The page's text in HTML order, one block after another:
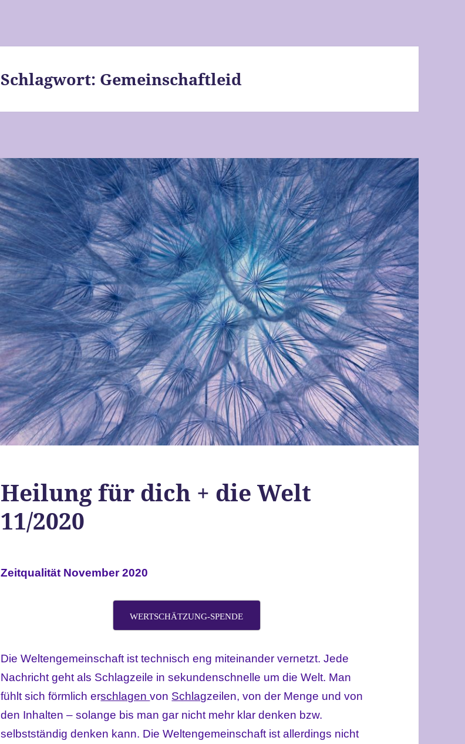
Schlagwort: Gemeinschaftleid
Heilung für dich + die Welt
11/2020
Zeitqualität November 2020
WERTSCHÄTZUNG-SPENDE
Die Weltengemeinschaft ist technisch eng miteinander vernetzt. Jede
Nachricht geht als Schlagzeile in sekundenschnelle um die Welt. Man
fühlt sich förmlich erschlagenvon Schlagzeilen, von der Menge und von
den Inhalten – solange bis man gar nicht mehr klar denken bzw.
selbstständig denken kann. Die Weltengemeinschaft ist allerdings nicht